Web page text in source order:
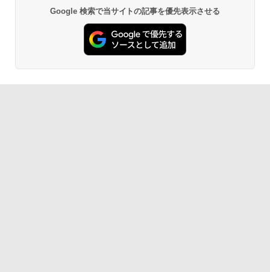
Google 検索で当サイトの記事を優先表示させる